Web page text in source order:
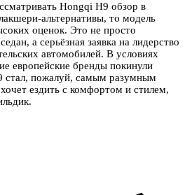
Hongqi H9 обзор в
альтернативы, то модель
оценок. Это не просто
а серьёзная заявка на лидерство
автомобилей. В условиях
европейские бренды покинули
стал, пожалуй, самым разумным
ездить с комфортом и стилем,